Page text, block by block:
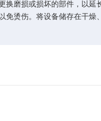
磨损或损坏的部件，以延
烫伤。将设备储存在干燥